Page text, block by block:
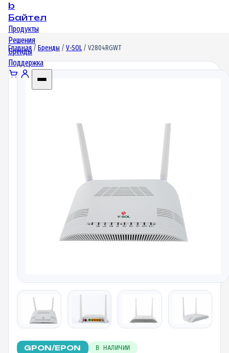
b
Байтел
Продукты
Решения
Бренды
Поддержка
Главная/ Бренды / V-SOL/ V2804RGWT
GPON/EPON В НАЛИЧИИ